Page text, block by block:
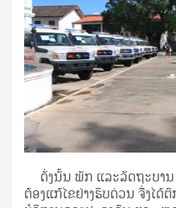
ດັ່ງນັ້ນ ພັກ ແລະລັດຖະບານ
ຕ້ອງແກ້ໄຂຢ່າງຮິບດ່ວນ ຈື່ງໄດ້